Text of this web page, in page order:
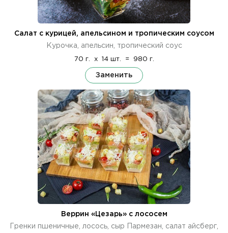
Салат с курицей, апельсином и тропическим соусом
Курочка, апельсин, тропический соус
70 г. x 14 шт. = 980 г.
Заменить
Веррин «Цезарь» с лососем
Гренки пшеничные, лосось, сыр Пармезан, салат айсберг,